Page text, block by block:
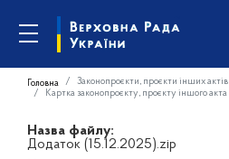
Головна Законопроєкти, проєкти інших актів
Картка законопроєкту, проєкту іншого акта
Назва файлу:
Додаток (15.12.2025).zip